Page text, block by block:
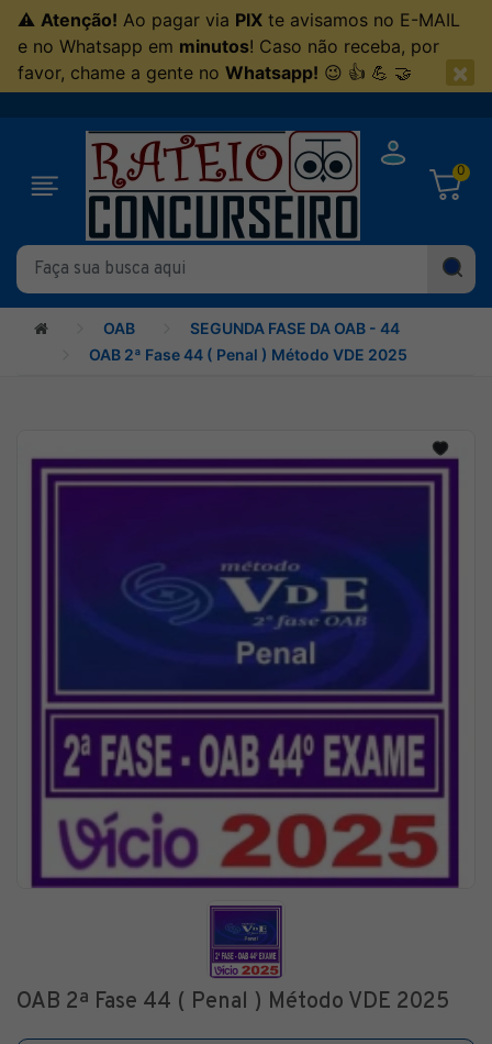
⚠ Atenção! Ao pagar via PIX te avisamos no E-MAIL
e no Whatsapp em minutos! Caso não receba, por
favor, chame a gente no Whatsapp! 😉 👍 💪 🤝 ×
0
OAB
SEGUNDA FASE DA OAB - 44
OAB 2ª Fase 44 ( Penal ) Método VDE 2025
OAB 2ª Fase 44 ( Penal ) Método VDE 2025